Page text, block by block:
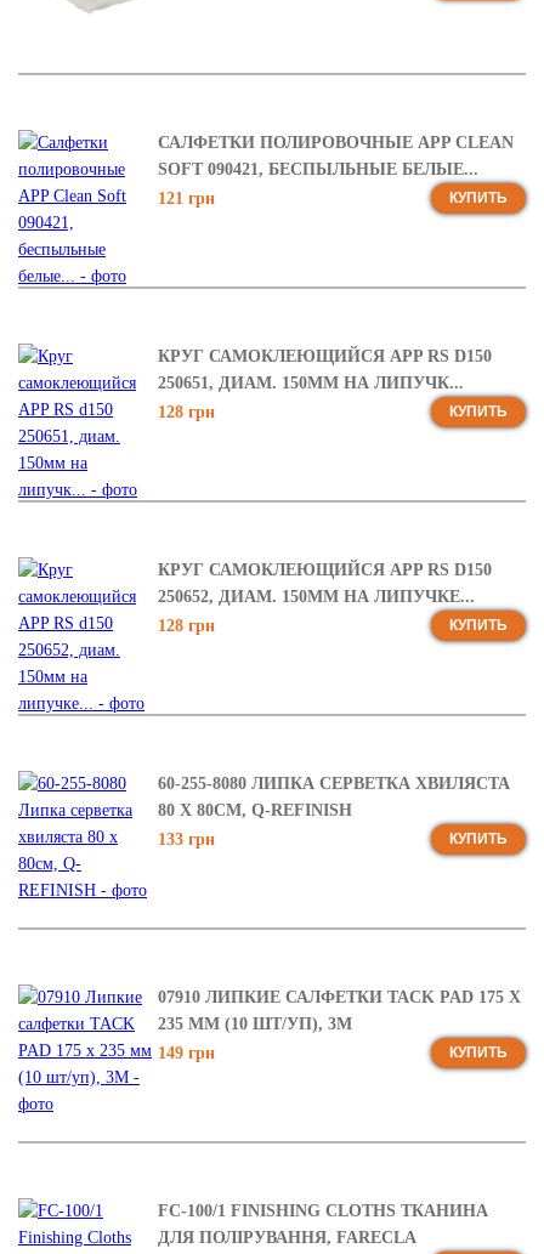
САЛФЕТКИ ПОЛИРОВОЧНЫЕ APP CLEAN
SOFT 090421, БЕСПЫЛЬНЫЕ БЕЛЫЕ...
121 грн
КУПИТЬ
КРУГ САМОКЛЕЮЩИЙСЯ APP RS D150
250651, ДИАМ. 150ММ НА ЛИПУЧК...
128 грн
КУПИТЬ
КРУГ САМОКЛЕЮЩИЙСЯ APP RS D150
250652, ДИАМ. 150ММ НА ЛИПУЧКЕ...
128 грн
КУПИТЬ
60-255-8080 ЛИПКА СЕРВЕТКА ХВИЛЯСТА
80 Х 80СМ, Q-REFINISH
133 грн
КУПИТЬ
07910 ЛИПКИЕ САЛФЕТКИ TACK PAD 175 Х
235 ММ (10 ШТ/УП), 3М
149 грн
КУПИТЬ
FC-100/1 FINISHING CLOTHS ТКАНИНА
ДЛЯ ПОЛІРУВАННЯ, FARECLA